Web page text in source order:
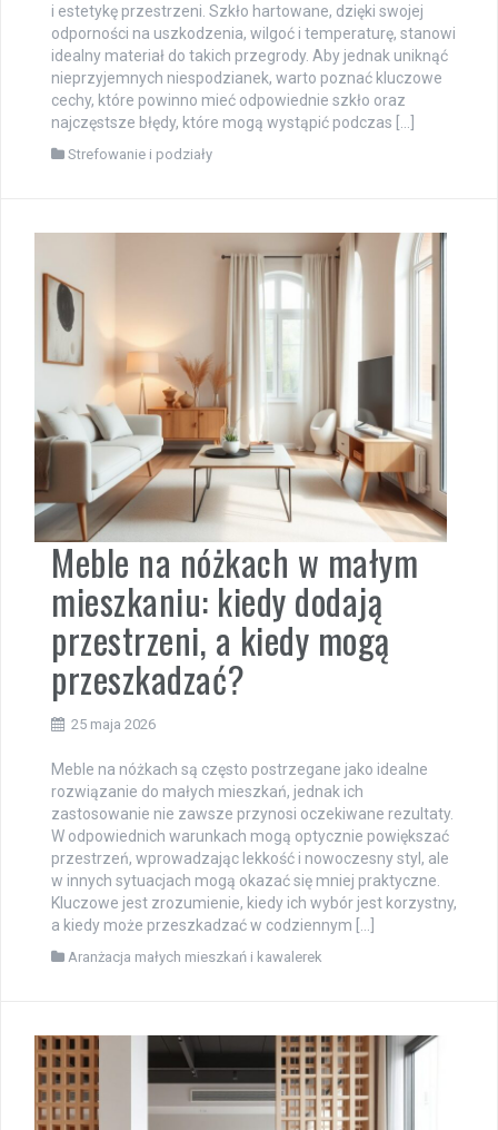
i estetykę przestrzeni. Szkło hartowane, dzięki swojej
odporności na uszkodzenia, wilgoć i temperaturę, stanowi
idealny materiał do takich przegrody. Aby jednak uniknąć
nieprzyjemnych niespodzianek, warto poznać kluczowe
cechy, które powinno mieć odpowiednie szkło oraz
najczęstsze błędy, które mogą wystąpić podczas […]
Strefowanie i podziały
Meble na nóżkach w małym
mieszkaniu: kiedy dodają
przestrzeni, a kiedy mogą
przeszkadzać?
25 maja 2026
Meble na nóżkach są często postrzegane jako idealne
rozwiązanie do małych mieszkań, jednak ich
zastosowanie nie zawsze przynosi oczekiwane rezultaty.
W odpowiednich warunkach mogą optycznie powiększać
przestrzeń, wprowadzając lekkość i nowoczesny styl, ale
w innych sytuacjach mogą okazać się mniej praktyczne.
Kluczowe jest zrozumienie, kiedy ich wybór jest korzystny,
a kiedy może przeszkadzać w codziennym […]
Aranżacja małych mieszkań i kawalerek